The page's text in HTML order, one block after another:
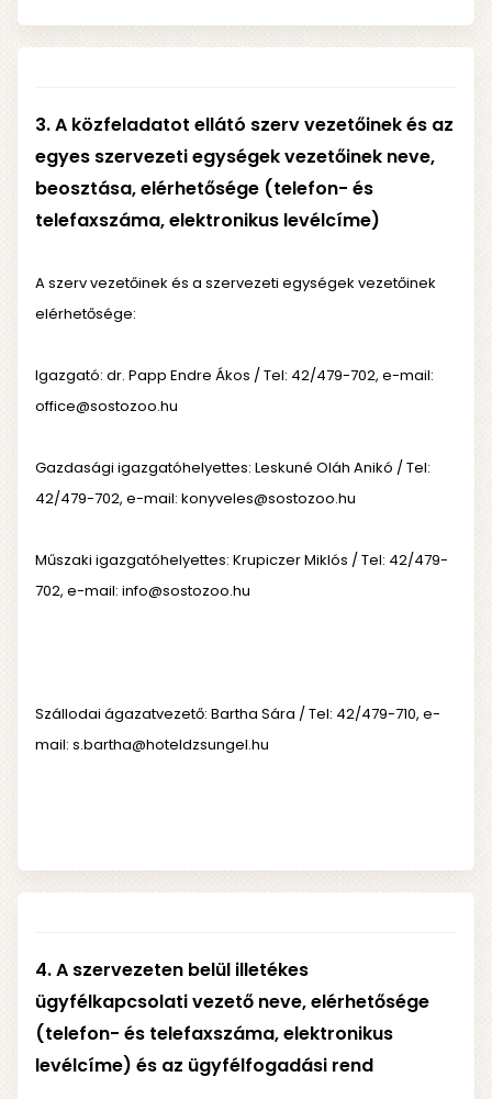
3. A közfeladatot ellátó szerv vezetőinek és az
egyes szervezeti egységek vezetőinek neve,
beosztása, elérhetősége (telefon- és
telefaxszáma, elektronikus levélcíme)
A szerv vezetőinek és a szervezeti egységek vezetőinek
elérhetősége:
Igazgató: dr. Papp Endre Ákos / Tel: 42/479-702, e-mail:
office@sostozoo.hu
Gazdasági igazgatóhelyettes: Leskuné Oláh Anikó / Tel:
42/479-702, e-mail: konyveles@sostozoo.hu
Műszaki igazgatóhelyettes: Krupiczer Miklós / Tel: 42/479-
702, e-mail: info@sostozoo.hu
Szállodai ágazatvezető: Bartha Sára / Tel: 42/479-710, e-
mail: s.bartha@hoteldzsungel.hu
4. A szervezeten belül illetékes
ügyfélkapcsolati vezető neve, elérhetősége
(telefon- és telefaxszáma, elektronikus
levélcíme) és az ügyfélfogadási rend